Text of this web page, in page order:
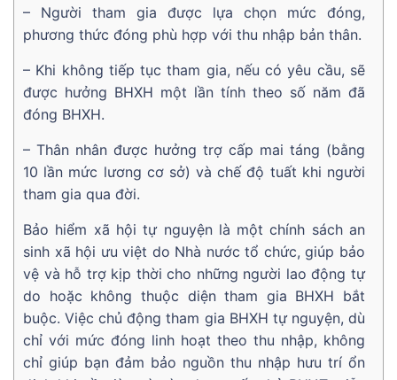
– Người tham gia được lựa chọn mức đóng,
phương thức đóng phù hợp với thu nhập bản thân.
– Khi không tiếp tục tham gia, nếu có yêu cầu, sẽ
được hưởng BHXH một lần tính theo số năm đã
đóng BHXH.
– Thân nhân được hưởng trợ cấp mai táng (bằng
10 lần mức lương cơ sở) và chế độ tuất khi người
tham gia qua đời.
Bảo hiểm xã hội tự nguyện là một chính sách an
sinh xã hội ưu việt do Nhà nước tổ chức, giúp bảo
vệ và hỗ trợ kịp thời cho những người lao động tự
do hoặc không thuộc diện tham gia BHXH bắt
buộc. Việc chủ động tham gia BHXH tự nguyện, dù
chỉ với mức đóng linh hoạt theo thu nhập, không
chỉ giúp bạn đảm bảo nguồn thu nhập hưu trí ổn